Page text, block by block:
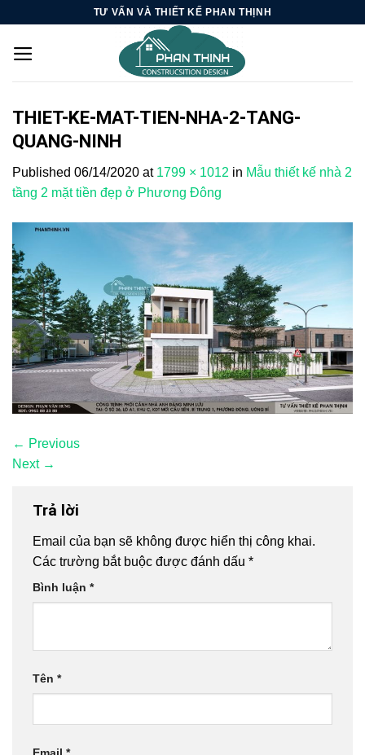
content
TƯ VẤN VÀ THIẾT KẾ PHAN THỊNH
THIET-KE-MAT-TIEN-NHA-2-TANG-
QUANG-NINH
Published 06/14/2020 at 1799 × 1012 in Mẫu thiết kế nhà 2
tầng 2 mặt tiền đẹp ở Phương Đông
← Previous
Next →
Trả lời
Email của bạn sẽ không được hiển thị công khai.
Các trường bắt buộc được đánh dấu *
Bình luận *
Tên *